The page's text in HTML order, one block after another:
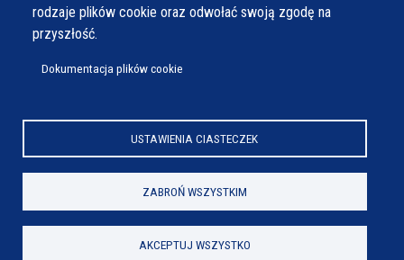
rodzaje plików cookie oraz odwołać swoją zgodę na
przyszłość.
Dokumentacja plików cookie
USTAWIENIA CIASTECZEK
ZABROŃ WSZYSTKIM
AKCEPTUJ WSZYSTKO